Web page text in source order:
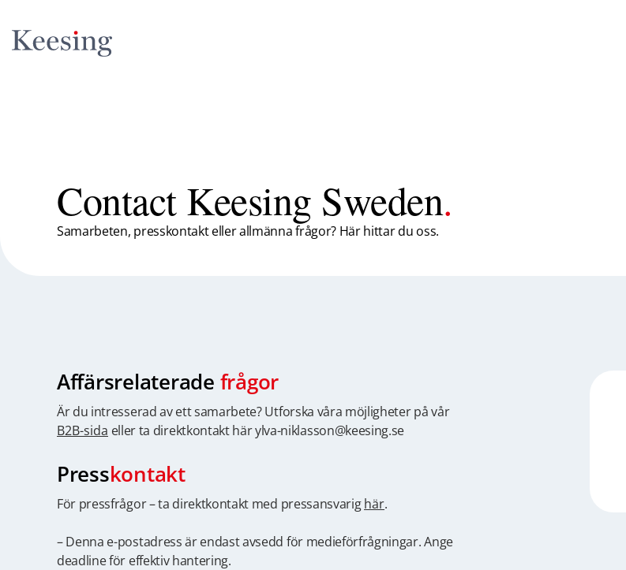
Contact Keesing Sweden.
Samarbeten, presskontakt eller allmänna frågor? Här hittar du oss.
Affärsrelaterade frågor
Är du intresserad av ett samarbete? Utforska våra möjligheter på vår
B2B-sida eller ta direktkontakt här ylva-niklasson@keesing.se
Presskontakt
För pressfrågor – ta direktkontakt med pressansvarighär.
– Denna e-postadress är endast avsedd för medieförfrågningar. Ange
deadline för effektiv hantering.